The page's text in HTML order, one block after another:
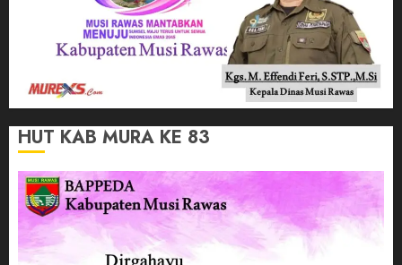
HUT KAB MURA KE 83